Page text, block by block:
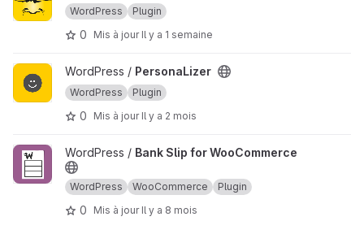
WordPress Plugin
0 Mis à jour Il y a 1 semaine
Afficher le projet PersonaLizer
WordPress / PersonaLizer
WordPress Plugin
0 Mis à jour Il y a 2 mois
Afficher le projet Bank Slip for WooCommerce
WordPress / Bank Slip for WooCommerce
WordPress WooCommerce Plugin
0 Mis à jour Il y a 8 mois